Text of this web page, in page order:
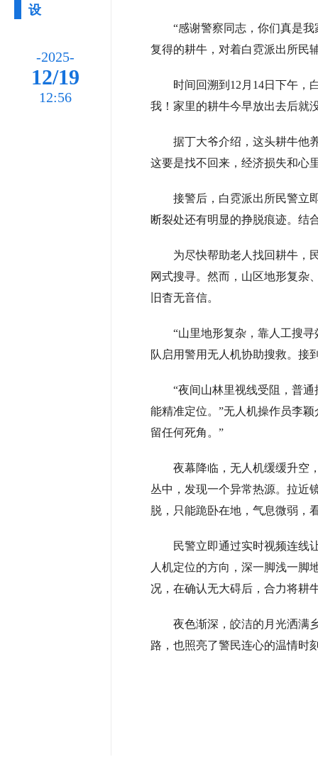
设
-2025-
12/19
12:56
“感谢警察同志，你们真是
复得的耕牛，对着白霓派出所民
时间回溯到12月14日下午，
我！家里的耕牛今早放出去后就
据丁大爷介绍，这头耕牛他
这要是找不回来，经济损失和心
接警后，白霓派出所民警立
断裂处还有明显的挣脱痕迹。结
为尽快帮助老人找回耕牛，
网式搜寻。然而，山区地形复杂
旧杳无音信。
“山里地形复杂，靠人工搜
队启用警用无人机协助搜救。接
“夜间山林里视线受阻，普
能精准定位。”无人机操作员李
留任何死角。”
夜幕降临，无人机缓缓升空
丛中，发现一个异常热源。拉
脱，只能跪卧在地，气息微弱，
民警立即通过实时视频连线
人机定位的方向，深一脚浅一脚
况，在确认无大碍后，合力将耕
夜色渐深，皎洁的月光洒满
路，也照亮了警民连心的温情时